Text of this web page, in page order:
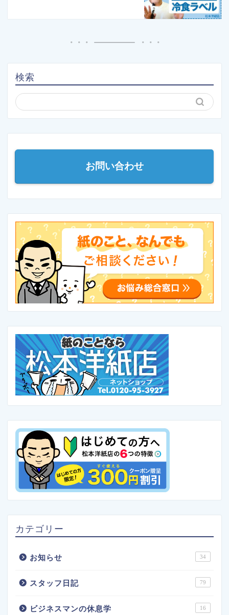
検索
お問い合わせ
カテゴリー
お知らせ 34
スタッフ日記 79
ビジネスマンの休息学 16